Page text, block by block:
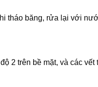
tháo băng, rửa lại với
2 trên bề mặt, và các vết